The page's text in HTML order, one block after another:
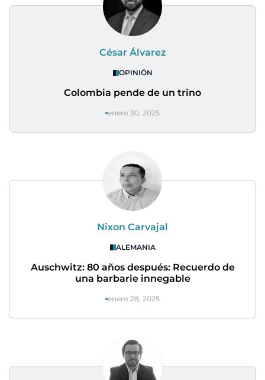
César Álvarez
OPINIÓN
Colombia pende de un trino
enero 30, 2025
Nixon Carvajal
ALEMANIA
Auschwitz: 80 años después: Recuerdo de
una barbarie innegable
enero 28, 2025